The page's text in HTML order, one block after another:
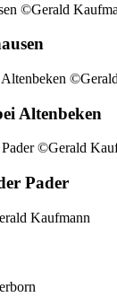
Altenbeken
Pader